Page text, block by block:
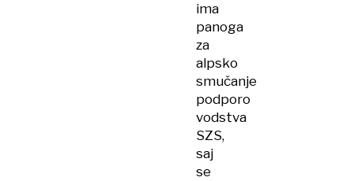
ima
panoga
za
alpsko
smučanje
podporo
vodstva
SZS,
saj
se